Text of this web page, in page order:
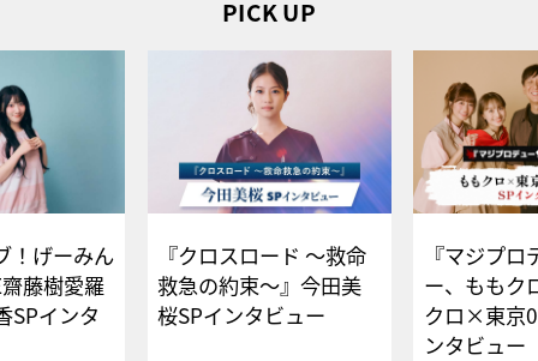
PICK UP
！げーみん
藤樹愛羅
SPインタ
『クロスロード ～救命
救急の約束～』今田美
桜SPインタビュー
『マジプロ
ー、ももク
クロ×東京
ンタビュー